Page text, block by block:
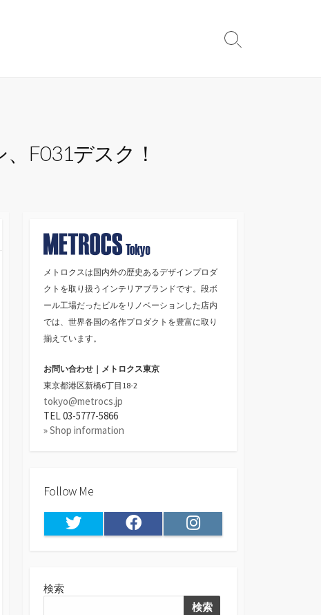
検
F031デスク！
メトロクスは国内外の歴史あるデザインプロダ
クトを取り扱うインテリアブランドです。段ボ
ール工場だったビルをリノベーションした店内
では、世界各国の名作プロダクトを豊富に取り
揃えています。
お問い合わせ｜メトロクス東京
東京都港区新橋6丁目18-2
tokyo@metrocs.jp
TEL 03-5777-5866
» Shop information
Follow Me
Twitter Facebook Instagram
検索
検索